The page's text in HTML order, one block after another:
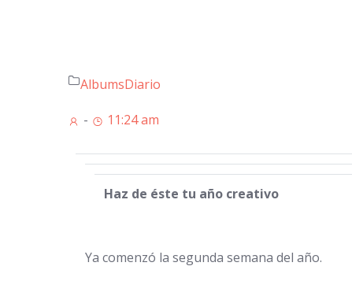
AlbumsDiario
- 11:24 am
Haz de éste tu año creativo
Ya comenzó la segunda semana del año.